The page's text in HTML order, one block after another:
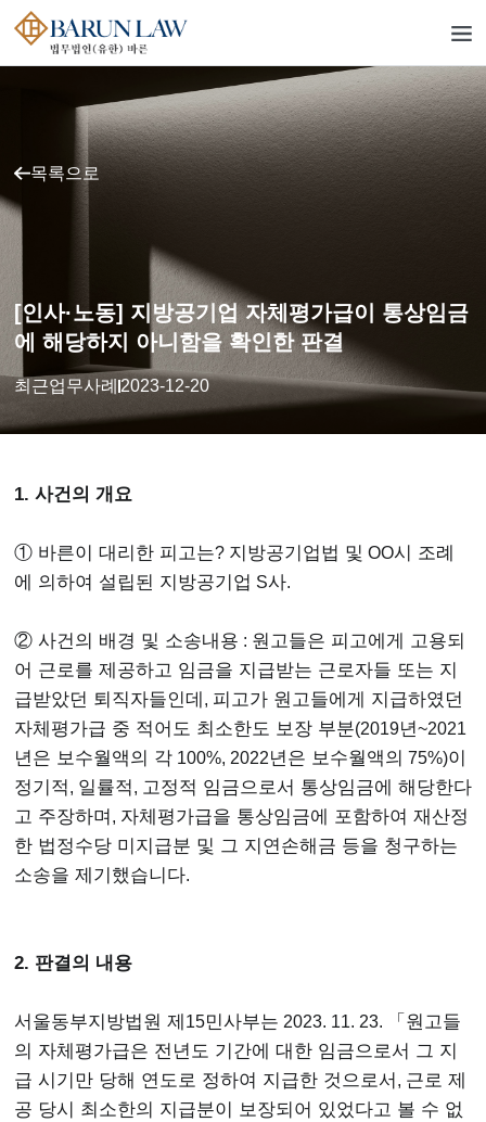
목록으로
[인사·노동] 지방공기업 자체평가급이 통상임금
에 해당하지 아니함을 확인한 판결
최근업무사례 2023-12-20
1. 사건의 개요
① 바른이 대리한 피고는? 지방공기업법 및 OO시 조례
에 의하여 설립된 지방공기업 S사.
② 사건의 배경 및 소송내용 : 원고들은 피고에게 고용되
어 근로를 제공하고 임금을 지급받는 근로자들 또는 지
급받았던 퇴직자들인데 , 피고가 원고들에게 지급하였던
자체평가급 중 적어도 최소한도 보장 부분(2019년~2021
년은 보수월액의 각 100%, 2022년은 보수월액의 75%)이
정기적, 일률적, 고정적 임금으로서 통상임금에 해당한다
고 주장하며 , 자체평가급을 통상임금에 포함하여 재산정
한 법정수당 미지급분 및 그 지연손해금 등을 청구하는
소송을 제기했습니다.
2. 판결의 내용
서울동부지방법원 제 15민사부는 2023. 11. 23.
「원고들
의 자체평가급은 전년도 기간에 대한 임금으로서 그 지
급 시기만 당해 연도로 정하여 지급한 것으로서 , 근로 제
공 당시 최소한의 지급분이 보장되어 있었다고 볼 수 없